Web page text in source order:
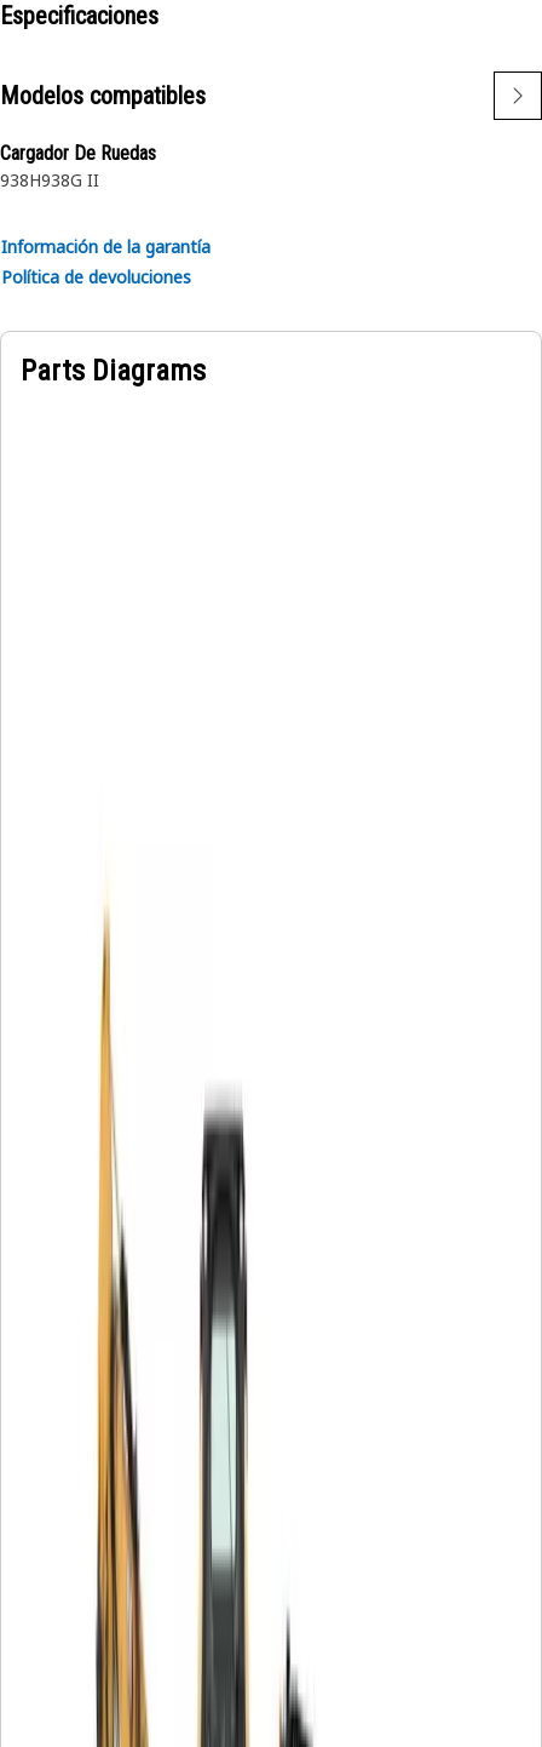
Especificaciones
Modelos compatibles
Cargador De Ruedas
938H938G II
Información de la garantía
Política de devoluciones
Parts Diagrams